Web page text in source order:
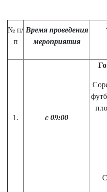
№ п/
п
Время проведения
мероприятия
1. с 09:00